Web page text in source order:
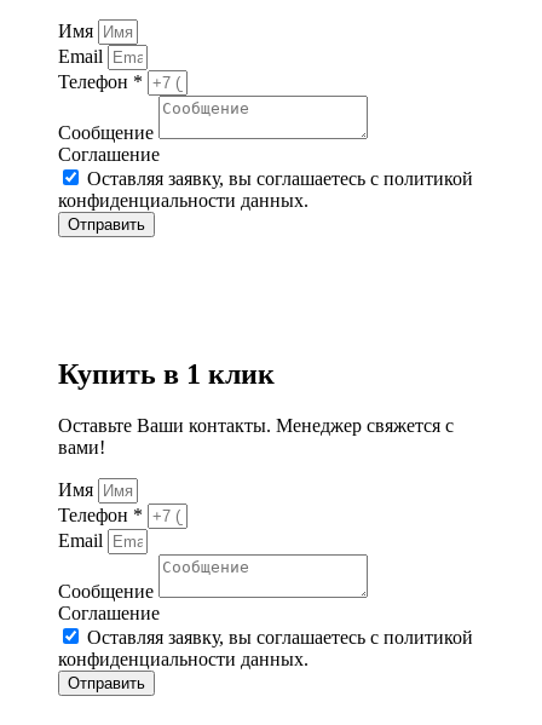
Имя
Email
Телефон *
Сообщение
Соглашение
Оставляя заявку, вы соглашаетесь с политикой
конфиденциальности данных.
Отправить
Купить в 1 клик
Оставьте Ваши контакты. Менеджер свяжется с
вами!
Имя
Телефон *
Email
Сообщение
Соглашение
Оставляя заявку, вы соглашаетесь с политикой
конфиденциальности данных.
Отправить